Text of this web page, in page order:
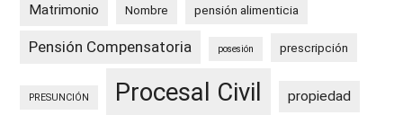
Matrimonio Nombre pensión alimenticia
Pensión Compensatoria posesión prescripción
PRESUNCIÓN Procesal Civil propiedad